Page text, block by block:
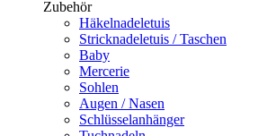
Zubehör
Häkelnadeletuis
Stricknadeletuis / Taschen
Baby
Mercerie
Sohlen
Augen / Nasen
Schlüsselanhänger